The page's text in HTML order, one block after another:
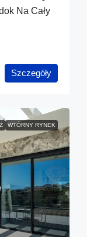
Na Cały
Szczegóły
WTÓRNY RYNEK